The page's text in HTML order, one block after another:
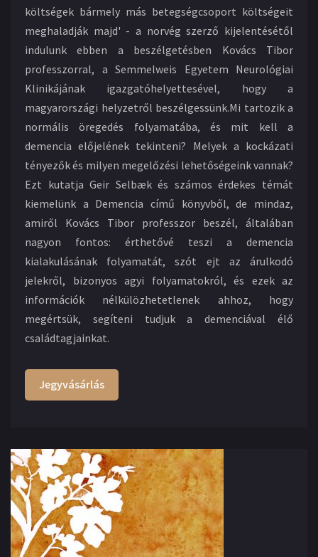
költségek bármely más betegségcsoport költségeit
meghaladják majd' - a norvég szerző kijelentésétől
indulunk ebben a beszélgetésben Kovács Tibor
professzorral, a Semmelweis Egyetem Neurológiai
Klinikájának igazgatóhelyettesével, hogy a
magyarországi helyzetről beszélgessünk.Mi tartozik a
normális öregedés folyamatába, és mit kell a
demencia előjelének tekinteni? Melyek a kockázati
tényezők és milyen megelőzési lehetőségeink vannak?
Ezt kutatja Geir Selbæk és számos érdekes témát
kiemelünk a Demencia című könyvből, de mindaz,
amiről Kovács Tibor professzor beszél, általában
nagyon fontos: érthetővé teszi a demencia
kialakulásának folyamatát, szót ejt az árulkodó
jelekről, bizonyos agyi folyamatokról, és ezek az
információk nélkülözhetetlenek ahhoz, hogy
megértsük, segíteni tudjuk a demenciával élő
családtagjainkat.
Jegyvásárlás